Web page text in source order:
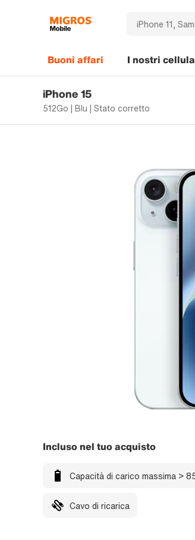
Buoni affari I nostri
iPhone 15
512Go | Blu | Stato corretto
Incluso nel tuo acquisto
Capacità di carico massima >
Cavo di ricarica